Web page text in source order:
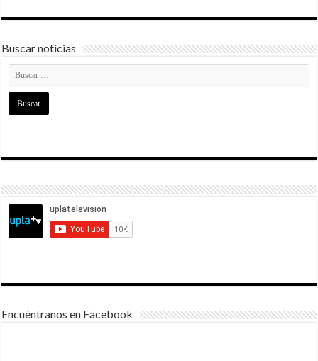
Buscar noticias
Encuéntranos en Facebook